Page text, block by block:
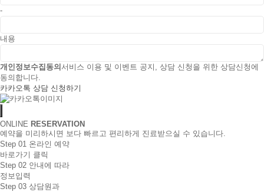
-
내용
개인정보수집동의서비스 이용 및 이벤트 공지, 상담 신청을 위한 상담신청에
동의합니다.
카카오톡 상담 신청하기
ONLINE RESERVATION
예약을 미리하시면 보다 빠르고 편리하게 진료받으실 수 있습니다.
Step 01 온라인 예약
바로가기 클릭
Step 02 안내에 따라
정보입력
Step 03 상담원과